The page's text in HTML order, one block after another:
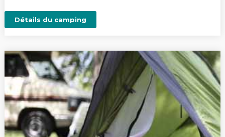
Détails du camping